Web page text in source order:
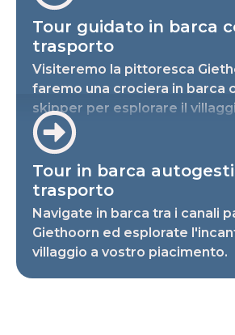
Tour guidato in barca
trasporto
Visiteremo la pittoresca
faremo una crociera in barca
skipper per esplorare il
Tour in barca
trasporto
Navigate in barca tra i canali
Giethoorn ed esplorate
villaggio a vostro piacimento.